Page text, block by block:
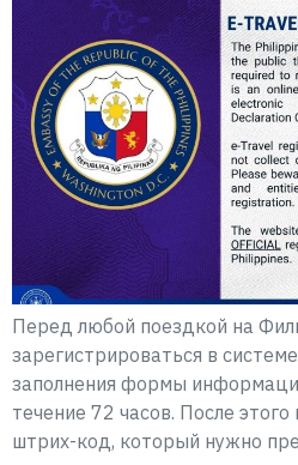
Перед любой поездкой на
зарегистрироваться в
заполнения формы
течение 72 часов. После
штрих-код, который нужно